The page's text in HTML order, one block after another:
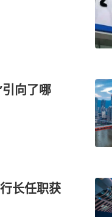
向了哪
长任职获